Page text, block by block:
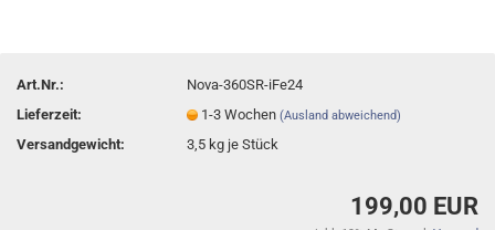
Art.Nr.:
Nova-360SR-iFe24
Lieferzeit:
1-3 Wochen(Ausland abweichend)
Versandgewicht: 3,5 kg je Stück
199,00 EUR